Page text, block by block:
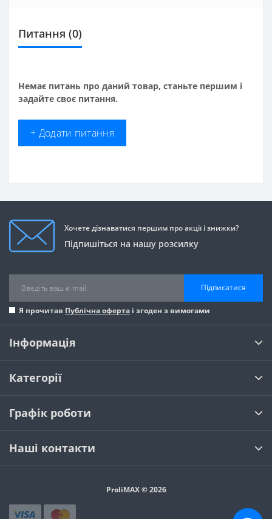
Питання (0)
Немає питань про даний товар, станьте першим і
задайте своє питання.
+ Додати питання
Хочете дізнаватися першим про акції і знижки?
Підпишіться на нашу розсилку
Підписатися
Я прочитав Публічна оферта і згоден з вимогами
Інформація
Категорії
Графік роботи
Наші контакти
ProliMAX © 2026